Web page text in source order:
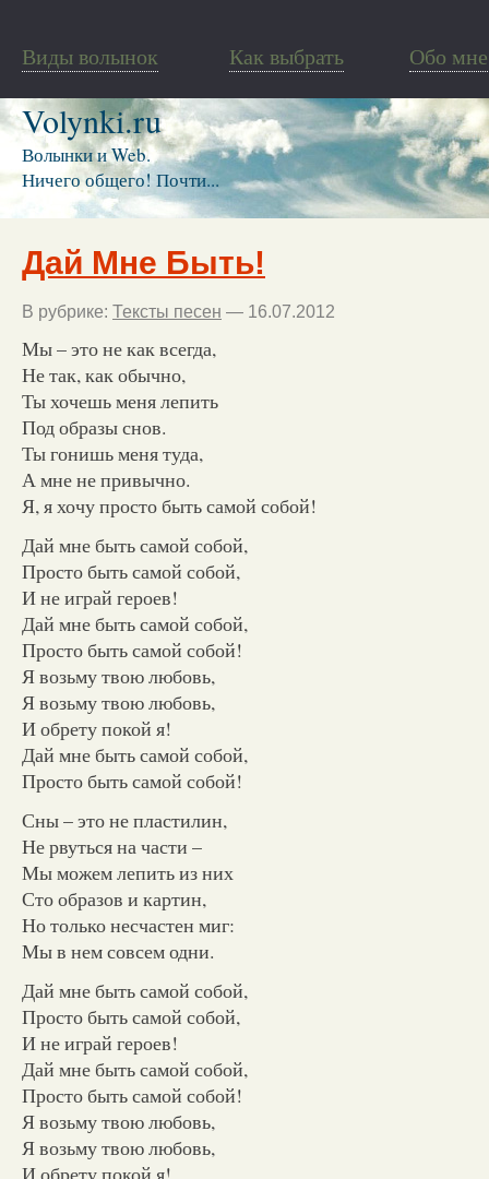
Виды волынок Как выбрать Обо мне
Volynki.ru
Волынки и Web.
Ничего общего! Почти...
Дай Мне Быть!
В рубрике: Тексты песен — 16.07.2012
Мы – это не как всегда,
Не так, как обычно,
Ты хочешь меня лепить
Под образы снов.
Ты гонишь меня туда,
А мне не привычно.
Я, я хочу просто быть самой собой!
Дай мне быть самой собой,
Просто быть самой собой,
И не играй героев!
Дай мне быть самой собой,
Просто быть самой собой!
Я возьму твою любовь,
Я возьму твою любовь,
И обрету покой я!
Дай мне быть самой собой,
Просто быть самой собой!
Сны – это не пластилин,
Не рвуться на части –
Мы можем лепить из них
Сто образов и картин,
Но только несчастен миг:
Мы в нем совсем одни.
Дай мне быть самой собой,
Просто быть самой собой,
И не играй героев!
Дай мне быть самой собой,
Просто быть самой собой!
Я возьму твою любовь,
Я возьму твою любовь,
И обрету покой я!